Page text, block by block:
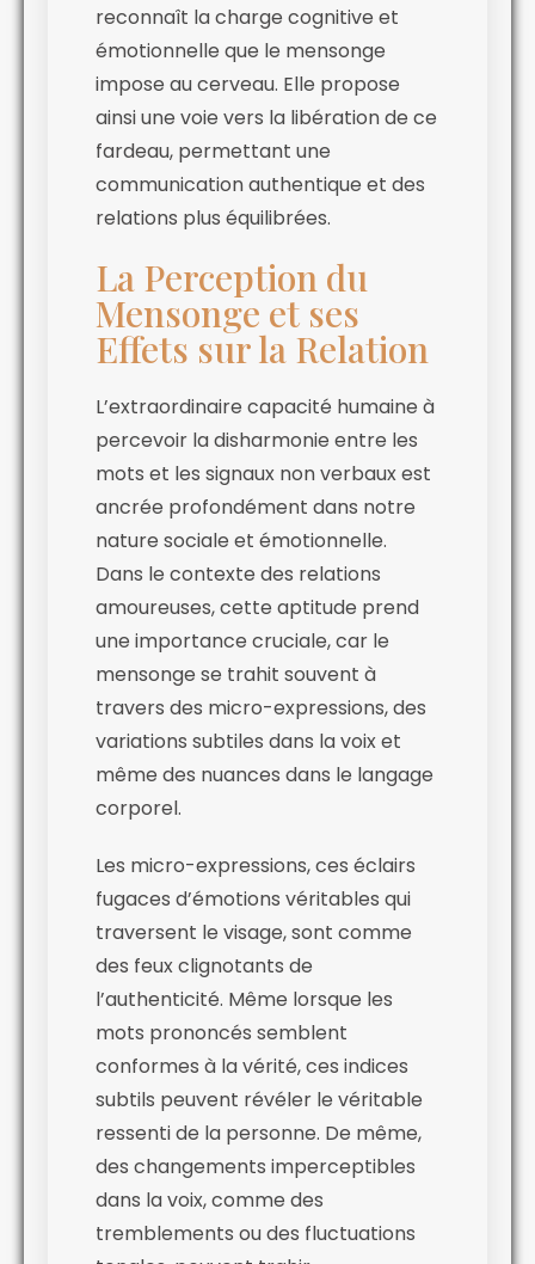
reconnaît la charge cognitive et
émotionnelle que le mensonge
impose au cerveau. Elle propose
ainsi une voie vers la libération de ce
fardeau, permettant une
communication authentique et des
relations plus équilibrées.
La Perception du
Mensonge et ses
Effets sur la Relation
L’extraordinaire capacité humaine à
percevoir la disharmonie entre les
mots et les signaux non verbaux est
ancrée profondément dans notre
nature sociale et émotionnelle.
Dans le contexte des relations
amoureuses, cette aptitude prend
une importance cruciale, car le
mensonge se trahit souvent à
travers des micro-expressions, des
variations subtiles dans la voix et
même des nuances dans le langage
corporel.
Les micro-expressions, ces éclairs
fugaces d’émotions véritables qui
traversent le visage, sont comme
des feux clignotants de
l’authenticité. Même lorsque les
mots prononcés semblent
conformes à la vérité, ces indices
subtils peuvent révéler le véritable
ressenti de la personne. De même,
des changements imperceptibles
dans la voix, comme des
tremblements ou des fluctuations